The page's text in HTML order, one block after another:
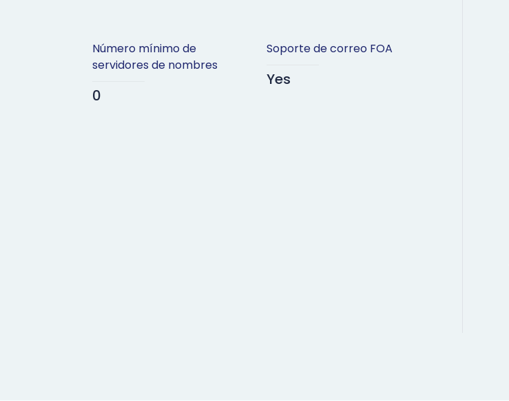
Número mínimo de
servidores de nombres
0
Soporte de correo FOA
Yes